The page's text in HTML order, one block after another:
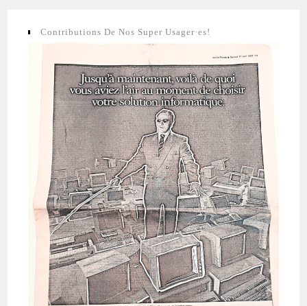
Contributions De Nos Super Usager·es!